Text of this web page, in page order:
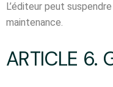
L’éditeur peut
maintenance.
ARTICLE 6.